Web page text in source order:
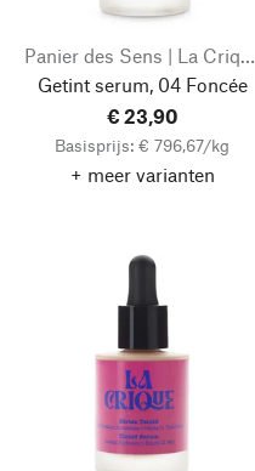
Panier des Sens | La Crique
Getint serum, 04 Foncée
€ 23,90
Basisprijs: € 796,67/kg
+ meer varianten